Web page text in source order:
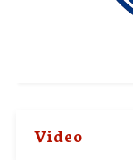
Video